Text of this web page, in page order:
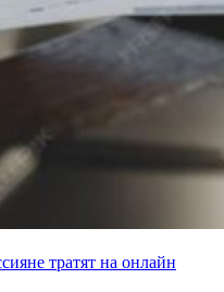
тратят на онлайн